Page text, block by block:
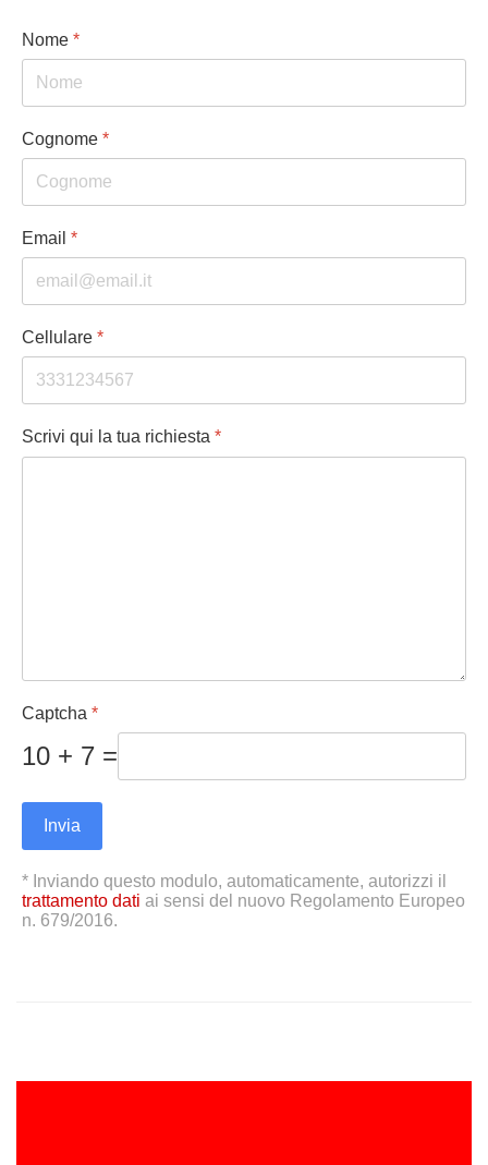
Nome *
Cognome *
Email *
Cellulare *
Scrivi qui la tua richiesta *
Captcha *
10 + 7 =
Invia
* Inviando questo modulo, automaticamente, autorizzi il
trattamento dati ai sensi del nuovo Regolamento Europeo
n. 679/2016.